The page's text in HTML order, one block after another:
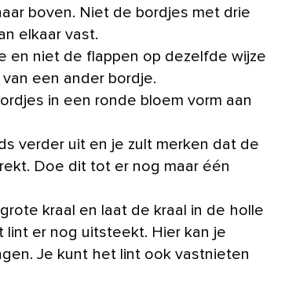
boven. Niet de bordjes met drie
elkaar vast.
en niet de flappen op dezelfde wijze
een ander bordje.
in een ronde bloem vorm aan
verder uit en je zult merken dat de
Doe dit tot er nog maar één
kraal en laat de kraal in de holle
lint er nog uitsteekt. Hier kan je
Je kunt het lint ook vastnieten